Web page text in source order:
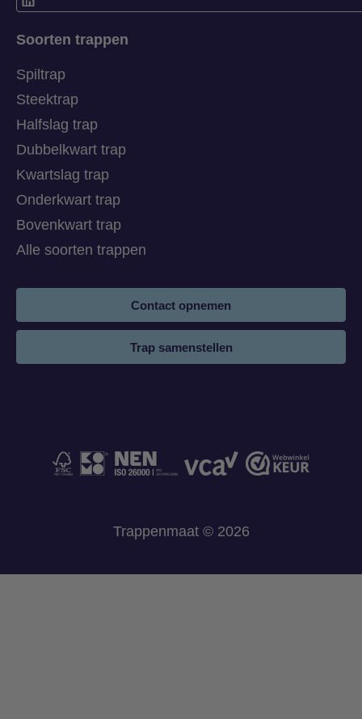
Soorten trappen
Spiltrap
Steektrap
Halfslag trap
Dubbelkwart trap
Kwartslag trap
Onderkwart trap
Bovenkwart trap
Alle soorten trappen
Contact opnemen
Trap samenstellen
Trappenmaat © 2026